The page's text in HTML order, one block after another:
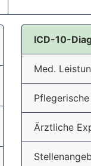
ICD-10-
Med.
Ärztliche